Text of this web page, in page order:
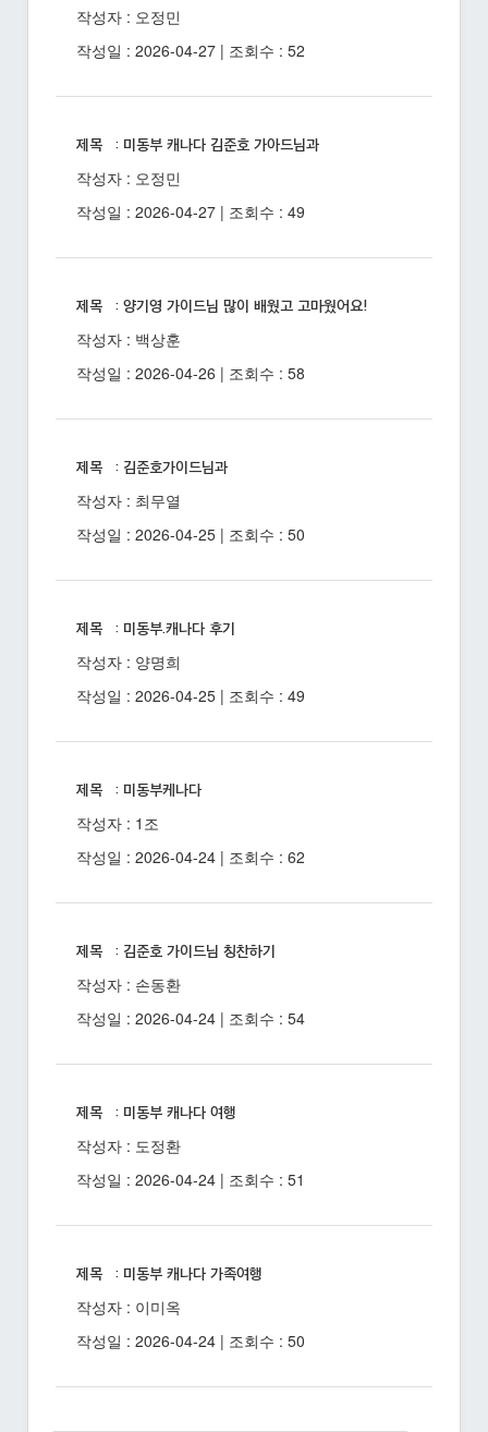
작성자 : 오정민
작성일 : 2026-04-27 | 조회수 : 52
제목 : 미동부 캐나다 김준호 가아드님과
작성자 : 오정민
작성일 : 2026-04-27 | 조회수 : 49
제목 : 양기영 가이드님 많이 배웠고 고마웠어요!
작성자 : 백상훈
작성일 : 2026-04-26 | 조회수 : 58
제목 : 김준호가이드님과
작성자 : 최무열
작성일 : 2026-04-25 | 조회수 : 50
제목 : 미동부.캐나다 후기
작성자 : 양명희
작성일 : 2026-04-25 | 조회수 : 49
제목 : 미동부케나다
작성자 : 1조
작성일 : 2026-04-24 | 조회수 : 62
제목 : 김준호 가이드님 칭찬하기
작성자 : 손동환
작성일 : 2026-04-24 | 조회수 : 54
제목 : 미동부 캐나다 여행
작성자 : 도정환
작성일 : 2026-04-24 | 조회수 : 51
제목 : 미동부 캐나다 가족여행
작성자 : 이미옥
작성일 : 2026-04-24 | 조회수 : 50